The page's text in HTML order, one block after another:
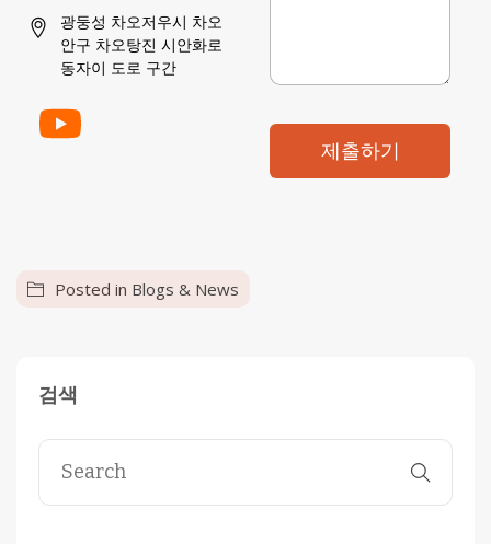
광둥성 차오저우시 차오
안구 차오탕진 시안화로
동자이 도로 구간
제출하기
Posted in Blogs & News
검색